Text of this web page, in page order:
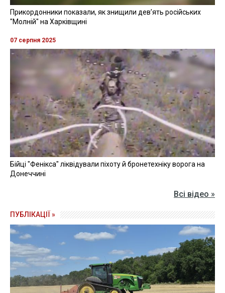
Прикордонники показали, як знищили девʼять російських
"Молній" на Харківщині
07 серпня 2025
Бійці "Фенікса" ліквідували піхоту й бронетехніку ворога на
Донеччині
Всі відео »
ПУБЛІКАЦІЇ »